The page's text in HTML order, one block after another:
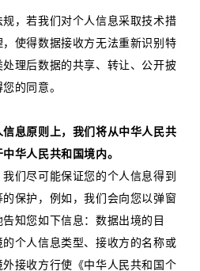
，若我们对个人信息采取技术措
使得数据接收方无法重新识别特
理后数据的共享、转让、公开披
的同意。
息原则上，我们将从中华人民共
华人民共和国境内。
们尽可能保证您的个人信息得到
保护，例如，我们会向您以弹窗
知您如下信息：数据出境的目
个人信息类型、接收方的名称或
接收方行使《中华人民共和国个